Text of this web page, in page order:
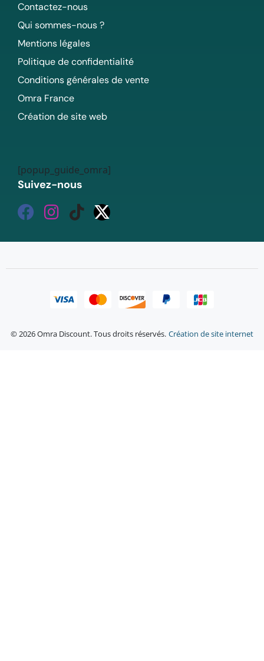
Contactez-nous
Qui sommes-nous ?
Mentions légales
Politique de confidentialité
Conditions générales de vente
Omra France
Création de site web
[popup_guide_omra]
Suivez-nous
© 2026 Omra Discount. Tous droits réservés. Création de site internet